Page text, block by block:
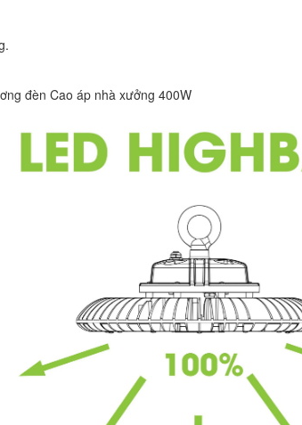
đèn Cao áp nhà xưởng 400W